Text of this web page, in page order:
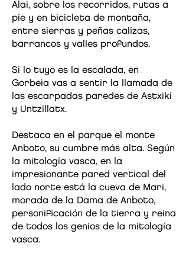
Alai, sobre los recorridos, rutas a
pie y en bicicleta de montaña,
entre sierras y peñas calizas,
barrancos y valles profundos.
Si lo tuyo es la escalada, en
Gorbeia vas a sentir la llamada de
las escarpadas paredes de Astxiki
y Untzillatx.
Destaca en el parque el monte
Anboto, su cumbre más alta. Según
la mitología vasca, en la
impresionante pared vertical del
lado norte está la cueva de Mari,
morada de la Dama de Anboto,
personificación de la tierra y reina
de todos los genios de la mitología
vasca.